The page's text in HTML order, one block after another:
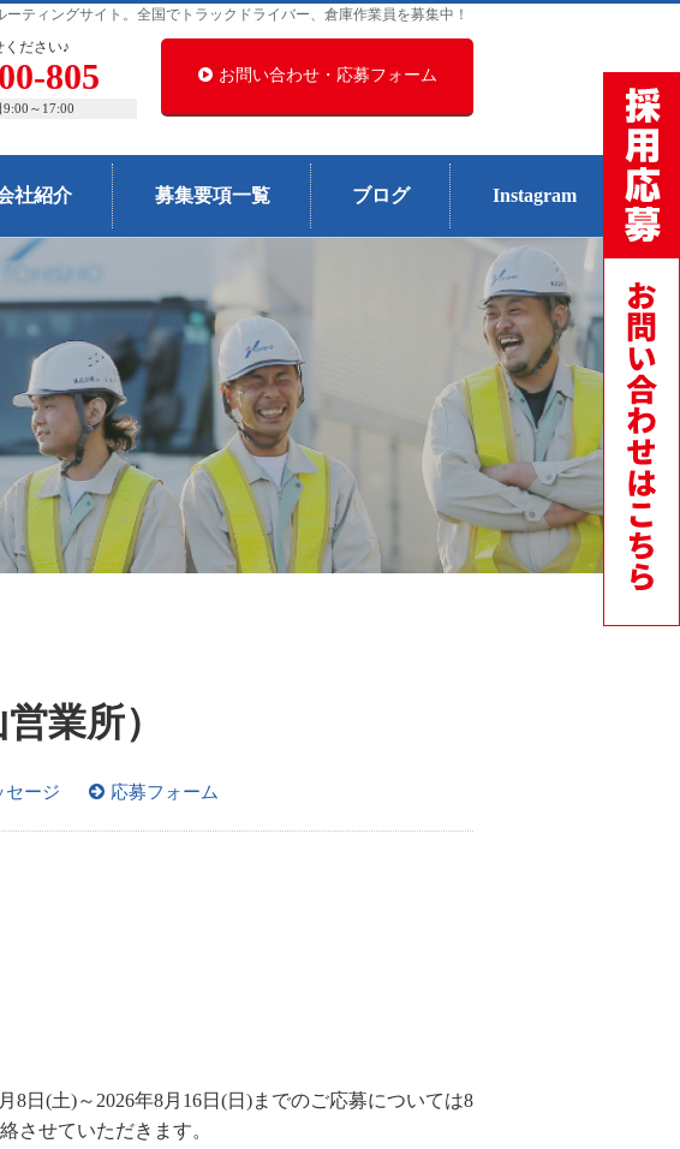
ティングサイト。全国でトラックドライバー、倉庫作業員を募集中！
社紹介 募集要項一覧 ブログ Instagram
お問い合わせ・応募フォーム
ください♪
805
9:00～17:00
業所）
セージ 応募フォーム
8日(土)～2026年8月16日(日)までのご応募については8
させていただきます。